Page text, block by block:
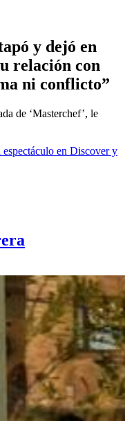
y dejó en
relación con
ni conflicto”
de ‘Masterchef’, le
en Discover y